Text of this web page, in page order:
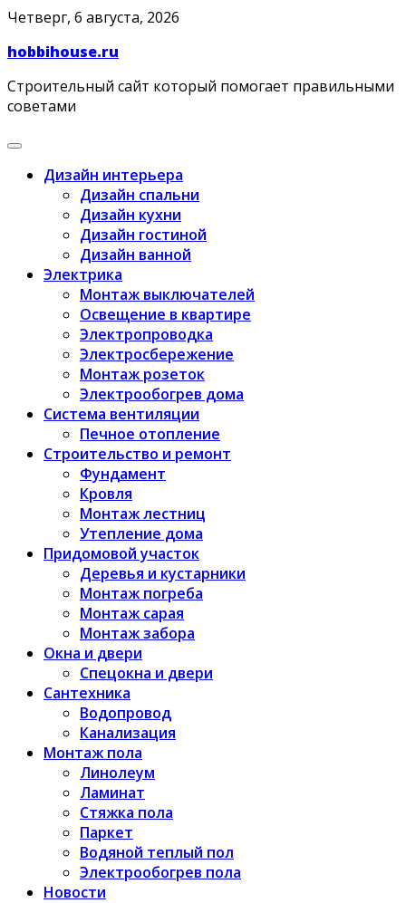
Skip
content
Четверг, 6 августа, 2026
hobbihouse.ru
Строительный сайт который помогает правильными
советами
Дизайн интерьера
Дизайн спальни
Дизайн кухни
Дизайн гостиной
Дизайн ванной
Электрика
Монтаж выключателей
Освещение в квартире
Электропроводка
Электросбережение
Монтаж розеток
Электрообогрев дома
Система вентиляции
Печное отопление
Строительство и ремонт
Фундамент
Кровля
Монтаж лестниц
Утепление дома
Придомовой участок
Деревья и кустарники
Монтаж погреба
Монтаж сарая
Монтаж забора
Окна и двери
Спецокна и двери
Сантехника
Водопровод
Канализация
Монтаж пола
Линолеум
Ламинат
Стяжка пола
Паркет
Водяной теплый пол
Электрообогрев пола
Новости